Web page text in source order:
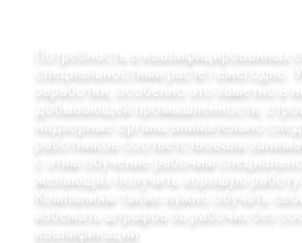
Потребность в квалифицированных
специальностями растет ежегодно.
заработки, особенно это заметно в
добывающей промышленности,
надзорные органы внимательно
работников соответствовали
с этим обучение рабочим
желающих получить хорошую работу
Компаниям также нужно обучать
избежать штрафов за рабочих без
квалификации.